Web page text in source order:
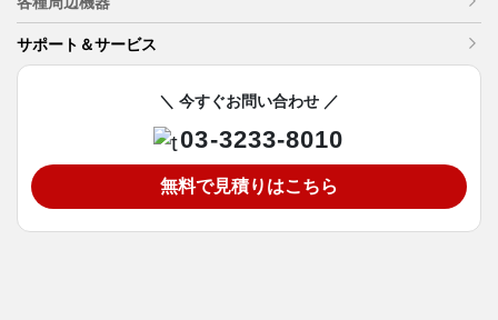
サポート＆サービス
＼ 今すぐお問い合わせ ／
03-3233-8010
無料で見積りはこちら